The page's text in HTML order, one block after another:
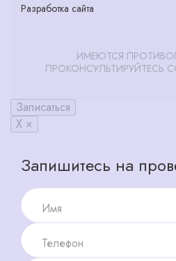
Разработка сайта
ИМЕЮТСЯ
ПРОКОНСУЛЬТИРУЙТЕСЬ
Записаться
X ×
Запишитесь на
Имя
Телефон